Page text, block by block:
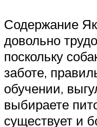
Содержание
довольно
поскольку
заботе,
обучении,
выбираете
существует и